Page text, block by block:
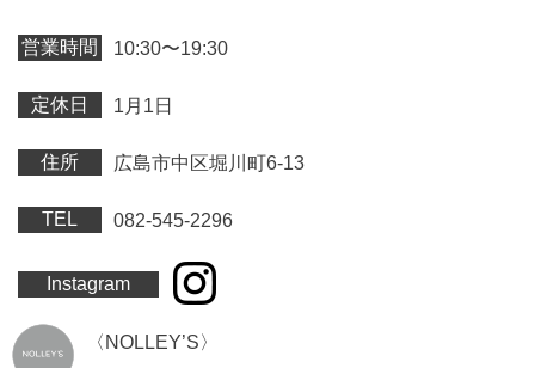
営業時間 10:30〜19:30
定休日 1月1日
住所 広島市中区堀川町6-13
TEL 082-545-2296
Instagram
〈NOLLEY’S〉